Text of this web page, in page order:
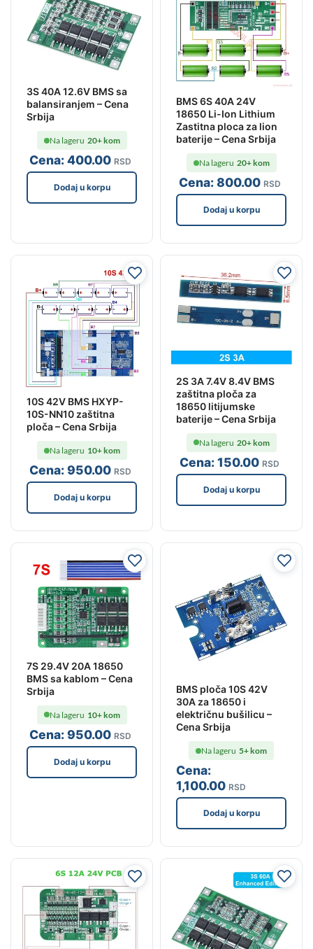
3S 40A 12.6V BMS sa
balansiranjem – Cena
Srbija
Cena:400.00 RSD
Na lageru 20+ kom
Dodaj u korpu
BMS 6S 40A 24V
18650 Li-Ion Lithium
Zastitna ploca za lion
baterije – Cena Srbija
Cena:800.00 RSD
Na lageru 20+ kom
Dodaj u korpu
10S 42V BMS HXYP-
10S-NN10 zaštitna
ploča – Cena Srbija
Cena:950.00 RSD
Na lageru 10+ kom
Dodaj u korpu
2S 3A 7.4V 8.4V BMS
zaštitna ploča za
18650 litijumske
baterije – Cena Srbija
Cena:150.00 RSD
Na lageru 20+ kom
Dodaj u korpu
7S 29.4V 20A 18650
BMS sa kablom – Cena
Srbija
Cena:950.00 RSD
Na lageru 10+ kom
Dodaj u korpu
BMS ploča 10S 42V
30A za 18650 i
električnu bušilicu –
Cena Srbija
Cena:
1,100.00 RSD
Na lageru 5+ kom
Dodaj u korpu